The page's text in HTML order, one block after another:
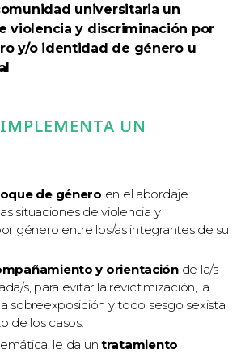
universitaria un
violencia y discriminación por
y/o identidad de género u
UN
de género en el abordaje
situaciones de violencia y
género entre los/as integrantes de su
y orientación de la/s
s, para evitar la revictimización, la
sobreexposición y todo sesgo sexista
de los casos.
le da untratamiento